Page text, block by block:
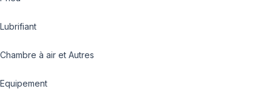
Lubrifiant
Chambre à air et Autres
Equipement